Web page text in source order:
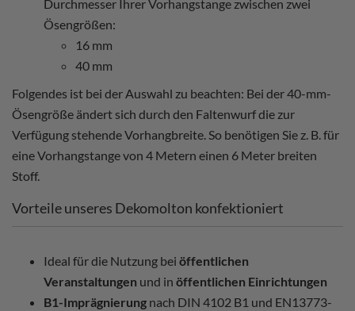
Durchmesser Ihrer Vorhangstange zwischen zwei
Ösengrößen:
16 mm
40 mm
Folgendes ist bei der Auswahl zu beachten: Bei der 40-mm-
Ösengröße ändert sich durch den Faltenwurf die zur
Verfügung stehende Vorhangbreite. So benötigen Sie z. B. für
eine Vorhangstange von 4 Metern einen 6 Meter breiten
Stoff.
Vorteile unseres Dekomolton konfektioniert
Ideal für die Nutzung bei öffentlichen
Veranstaltungen und in öffentlichen Einrichtungen
B1-Imprägnierung nach DIN 4102 B1 und EN13773-